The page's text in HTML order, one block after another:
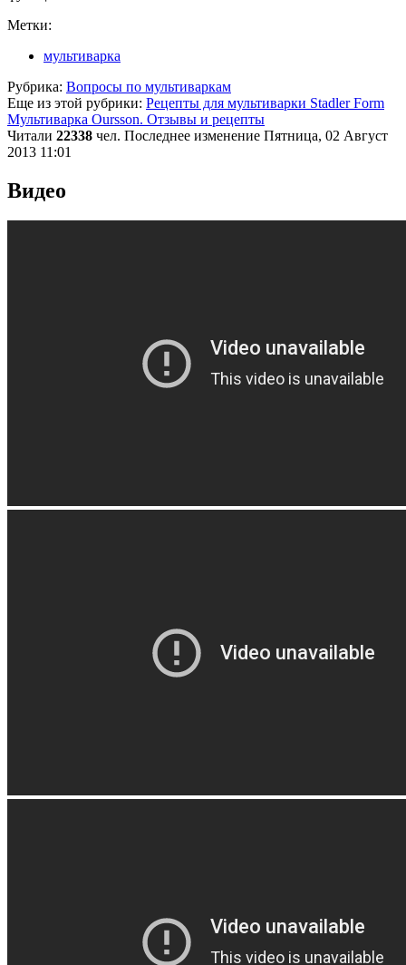
Метки:
мультиварка
Рубрика: Вопросы по мультиваркам
Еще из этой рубрики: Рецепты для мультиварки Stadler Form
Мультиварка Oursson. Отзывы и рецепты
Читали 22338 чел. Последнее изменение Пятница, 02 Август
2013 11:01
Видео